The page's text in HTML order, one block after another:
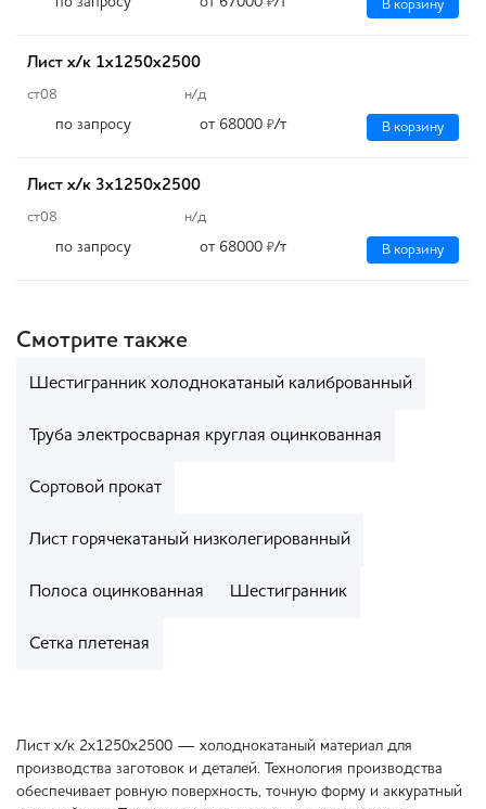
₽ В корзину
Лист х/к 1х1250х2500
ст08 н/д
по запросу от 68000 ₽/т В корзину
Лист х/к 3х1250х2500
ст08 н/д
по запросу от 68000 ₽/т В корзину
Смотрите также
Шестигранник холоднокатаный калиброванный
Труба электросварная круглая оцинкованная
Сортовой прокат
Лист горячекатаный низколегированный
Полоса оцинкованная Шестигранник
Сетка плетеная
Лист х/к 2х1250х2500 — холоднокатаный материал для
производства заготовок и деталей. Технология производства
обеспечивает ровную поверхность, точную форму и аккуратный